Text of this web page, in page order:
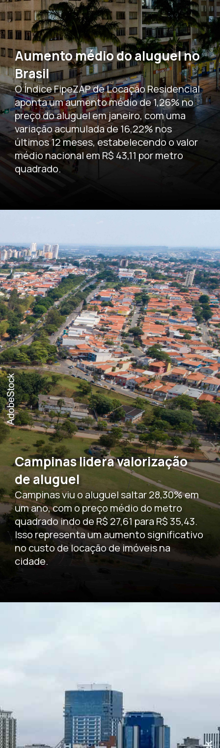
Aumento médio do aluguel no
Brasil
O Índice FipeZAP de Locação Residencial
aponta um aumento médio de 1,26% no
preço do aluguel em janeiro, com uma
variação acumulada de 16,22% nos
últimos 12 meses, estabelecendo o valor
médio nacional em R$ 43,11 por metro
quadrado.
Campinas lidera valorização
de aluguel
Campinas viu o aluguel saltar 28,30% em
um ano, com o preço médio do metro
quadrado indo de R$ 27,61 para R$ 35,43.
Isso representa um aumento significativo
no custo de locação de imóveis na
cidade.